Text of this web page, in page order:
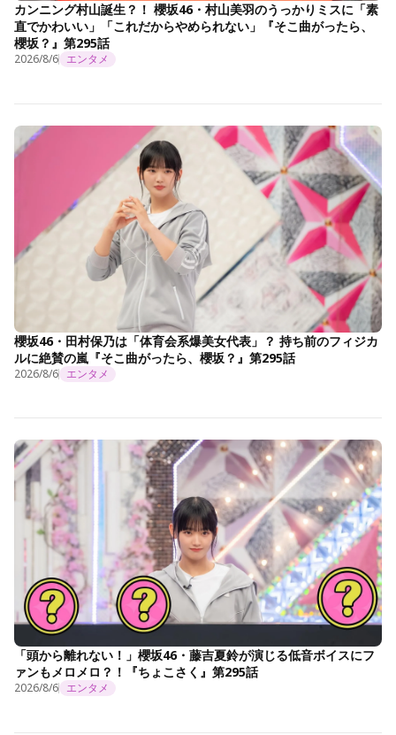
カンニング村山誕生？！ 櫻坂46・村山美羽のうっかりミスに「素
直でかわいい」「これだからやめられない」『そこ曲がったら、
櫻坂？』第295話
2026/8/6 エンタメ
櫻坂46・田村保乃は「体育会系爆美女代表」？ 持ち前のフィジカ
ルに絶賛の嵐『そこ曲がったら、櫻坂？』第295話
2026/8/6 エンタメ
「頭から離れない！」櫻坂46・藤吉夏鈴が演じる低音ボイスにフ
ァンもメロメロ？！『ちょこさく』第295話
2026/8/6 エンタメ